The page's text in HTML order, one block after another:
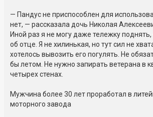
— Пандус не приспособлен для
нет, — рассказала дочь Николая
Иной раз я не могу даже тележку
об отце. Я не хилинькая, но тут сил не
хотелось вывозить его погулять. Не
бы летом. Не нужно запирать ветерана в
четырех стенах.
Мужчина более 30 лет проработал в
моторного завода